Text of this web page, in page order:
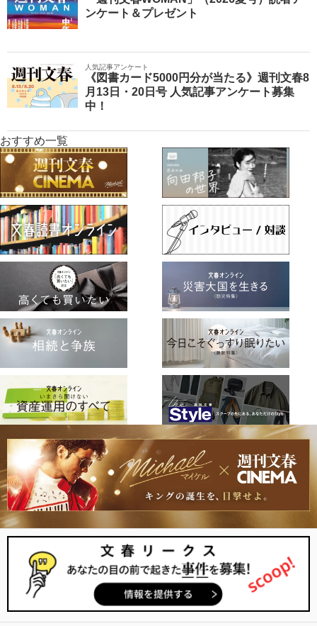
ンケート＆プレゼント
人気記事アンケート
《図書カード5000円分が当たる》週刊文春8
月13日・20日号 人気記事アンケート募集
中！
おすすめ一覧